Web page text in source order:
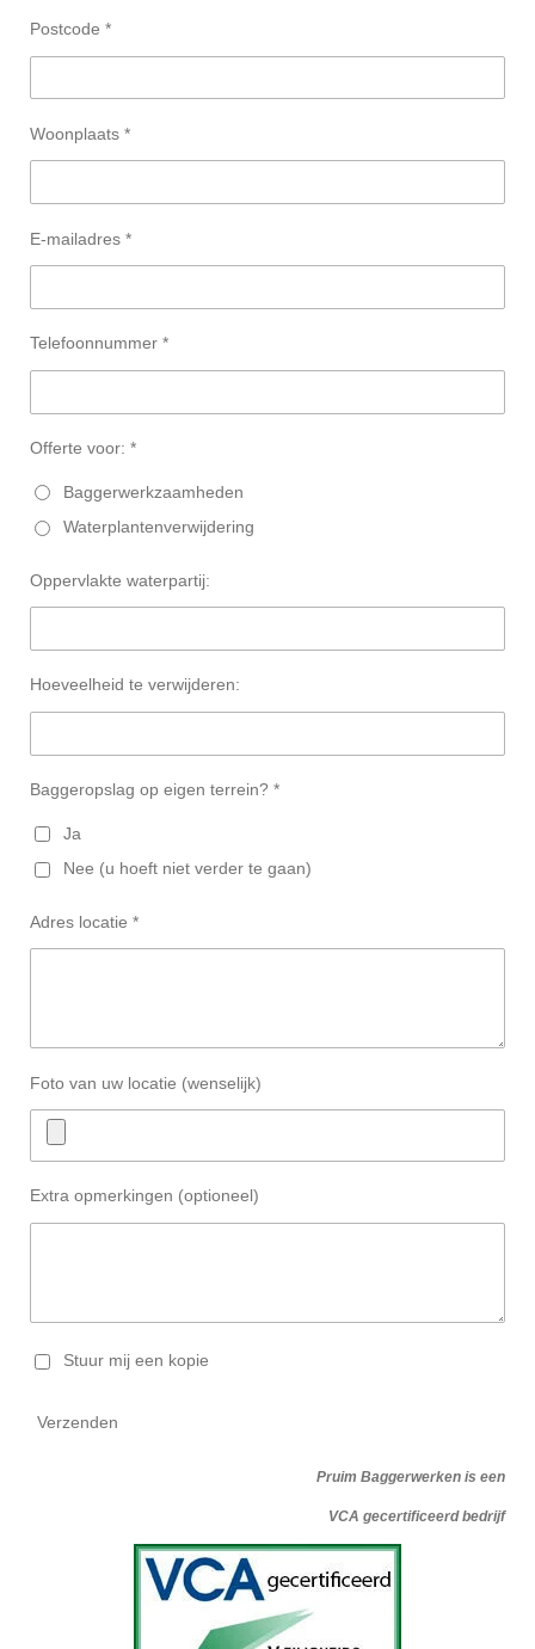
Postcode *
Woonplaats *
E-mailadres *
Telefoonnummer *
Offerte voor: *
Baggerwerkzaamheden
Waterplantenverwijdering
Oppervlakte waterpartij:
Hoeveelheid te verwijderen:
Baggeropslag op eigen terrein? *
Ja
Nee (u hoeft niet verder te gaan)
Adres locatie *
Foto van uw locatie (wenselijk)
Extra opmerkingen (optioneel)
Stuur mij een kopie
Verzenden
Pruim Baggerwerken is een
VCA gecertificeerd bedrijf